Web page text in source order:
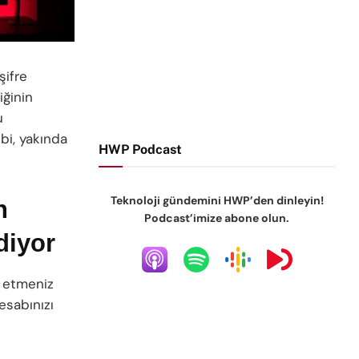
yakında
etmeniz
HWP Podcast
Teknoloji gündemini HWP’den dinleyin!
Podcast’imize abone olun.